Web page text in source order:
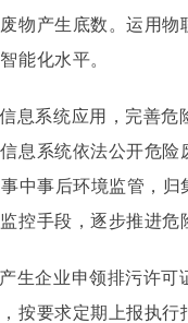
物产生底数。运用物
能化水平。
息系统应用，完善
息系统依法公开危
中事后环境监管，
控手段，逐步推进
生企业申领排污许
按要求定期上报执